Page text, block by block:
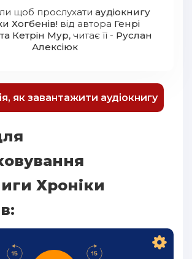
щоб прослухати аудіокнигу
Хогбенів! від автора Генрі
Кетрін Мур, читає її - Руслан
Алексіюк
як завантажити аудіокнигу
Хроніки